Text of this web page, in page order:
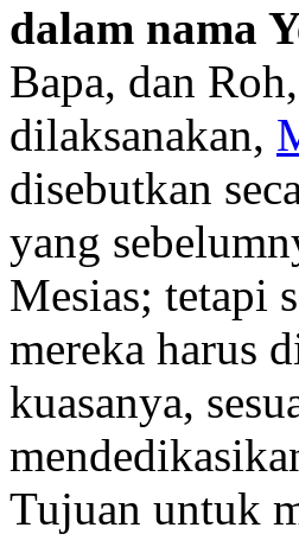
dalam nama
Bapa, dan
dilaksanakan,
disebutkan
yang
Mesias; tetapi
mereka harus
kuasanya,
Tujuan untuk